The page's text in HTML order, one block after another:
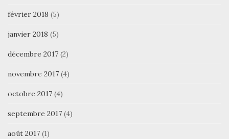
février 2018 (5)
janvier 2018 (5)
décembre 2017 (2)
novembre 2017 (4)
octobre 2017 (4)
septembre 2017 (4)
août 2017 (1)